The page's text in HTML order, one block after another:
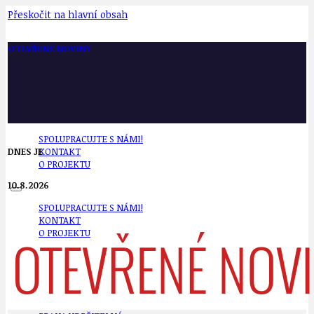
Přeskočit na hlavní obsah
OTEVŘENÉ NOVINY
SPOLUPRACUJTE S NÁMI!
KONTAKT
O PROJEKTU
SPOLUPRACUJTE S NÁMI!
KONTAKT
O PROJEKTU
DNES JE
10.8.2026